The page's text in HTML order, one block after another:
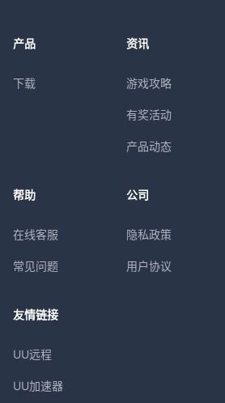
产品
下载
资讯
游戏攻略
有奖活动
产品动态
帮助
在线客服
常见问题
公司
隐私政策
用户协议
友情链接
UU远程
UU加速器